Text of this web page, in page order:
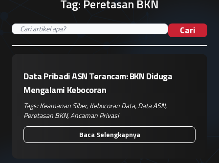
Tag: Peretasan BKN
Cari
Data Pribadi ASN Terancam: BKN Diduga
Mengalami Kebocoran
Tags:Keamanan Siber,Kebocoran Data,Data ASN,
Peretasan BKN,Ancaman Privasi
Baca Selengkapnya